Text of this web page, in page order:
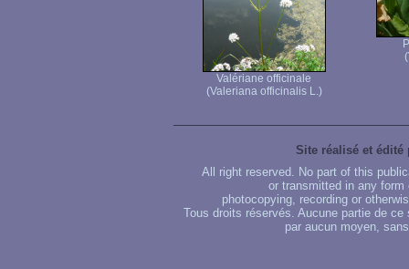
Valériane officinale
(Valeriana officinalis L.)
Site réalisé et édité
All right reserved. No part of this
or transmitted in any
photocopying, recording or
Tous droits réservés. Aucune partie de
par aucun moyen,